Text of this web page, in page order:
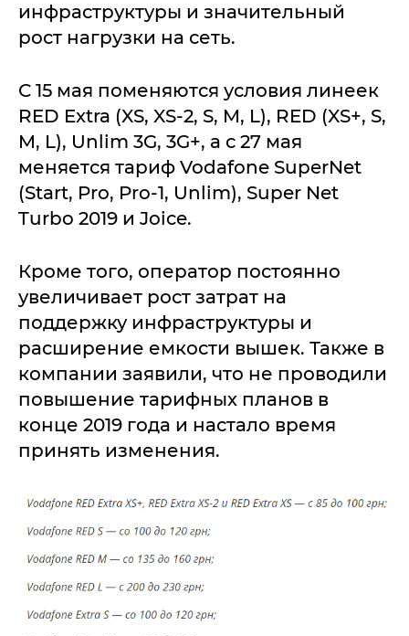
инфраструктуры и значительный
рост нагрузки на сеть.
С 15 мая поменяются условия линеек
RED Extra (XS, XS-2, S, M, L), RED (XS+, S,
M, L), Unlim 3G, 3G+, а с 27 мая
меняется тариф Vodafone SuperNet
(Start, Pro, Pro-1, Unlim), Super Net
Turbo 2019 и Joice.
Кроме того, оператор постоянно
увеличивает рост затрат на
поддержку инфраструктуры и
расширение емкости вышек. Также в
компании заявили, что не проводили
повышение тарифных планов в
конце 2019 года и настало время
принять изменения.